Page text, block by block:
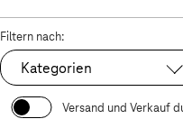
Filtern nach:
Kategorien
Versand und Verkauf